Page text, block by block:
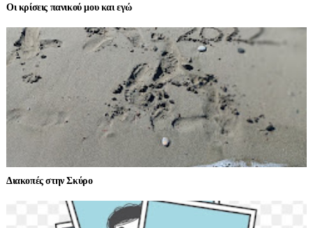
Οι κρίσεις πανικού μου και εγώ
Διακοπές στην Σκύρο